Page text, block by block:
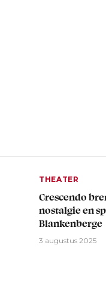
THEATER
Crescendo
nostalgie en
Blankenberge
3 augustus 2025